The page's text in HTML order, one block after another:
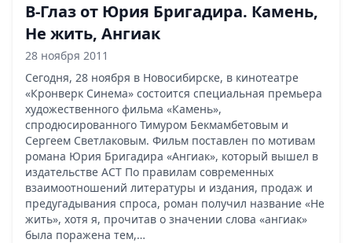
В-Глаз от Юрия Бригадира. Камень,
Не жить, Ангиак
28 ноября 2011
Сегодня, 28 ноября в Новосибирске, в кинотеатре
«Кронверк Синема» состоится специальная премьера
художественного фильма «Камень»,
спродюсированного Тимуром Бекмамбетовым и
Сергеем Светлаковым. Фильм поставлен по мотивам
романа Юрия Бригадира «Ангиак», который вышел в
издательстве АСТ По правилам современных
взаимоотношений литературы и издания, продаж и
предугадывания спроса, роман получил название «Не
жить», хотя я, прочитав о значении слова «ангиак»
была поражена тем,…